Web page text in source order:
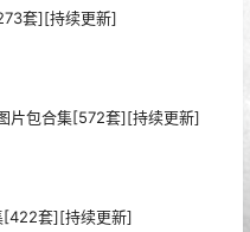
套][持续更新]
片包合集[572套][持续更新]
[422套][持续更新]